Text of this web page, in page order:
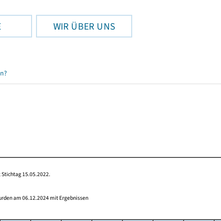
WIR ÜBER UNS
15.05.2022.
am 06.12.2024 mit Ergebnissen